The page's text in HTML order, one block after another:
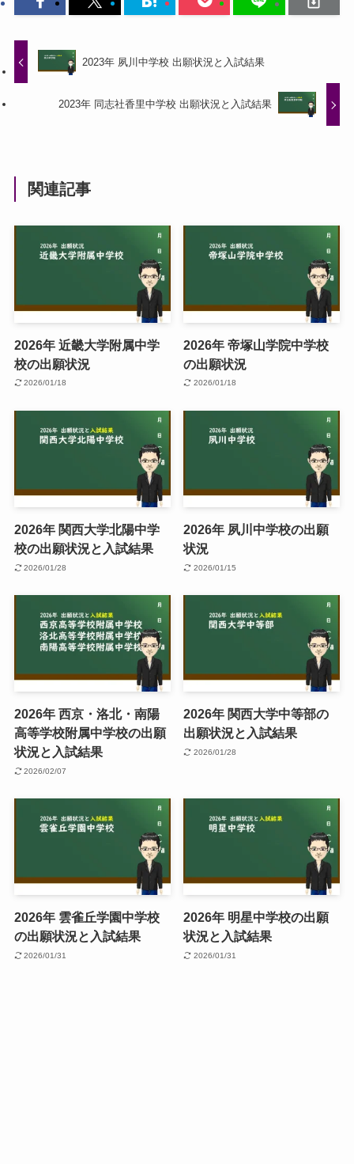
2023年 夙川中学校 出願状況と入試結果
2023年 同志社香里中学校 出願状況と入試結果
関連記事
2026年 近畿大学附属中学
校の出願状況
2026/01/18
2026年 帝塚山学院中学校
の出願状況
2026/01/18
2026年 関西大学北陽中学
校の出願状況と入試結果
2026/01/28
2026年 夙川中学校の出願
状況
2026/01/15
2026年 西京・洛北・南陽
高等学校附属中学校の出願
状況と入試結果
2026/02/07
2026年 関西大学中等部の
出願状況と入試結果
2026/01/28
2026年 雲雀丘学園中学校
の出願状況と入試結果
2026/01/31
2026年 明星中学校の出願
状況と入試結果
2026/01/31